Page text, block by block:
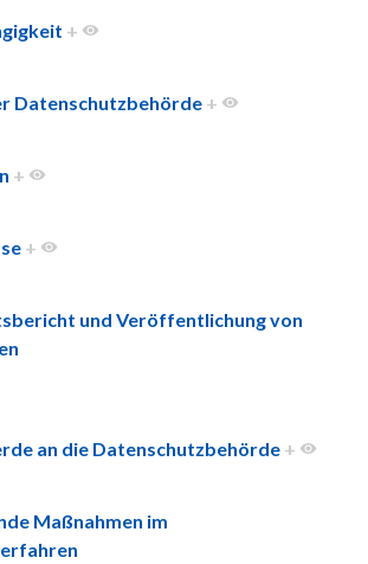
+
Datenschutzbehörde +
+
+
und Veröffentlichung von
an die Datenschutzbehörde +
Maßnahmen im